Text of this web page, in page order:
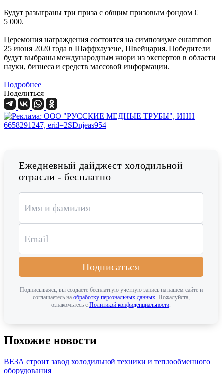
Будут разыграны три приза с общим призовым фондом €
5 000.
Церемония награждения состоится на симпозиуме eurammon
25 июня 2020 года в Шаффхаузене, Швейцария. Победители
будут выбраны международным жюри из экспертов в области
науки, бизнеса и средств массовой информации.
Подробнее
Поделиться
Ежедневный дайджест холодильной
отрасли - бесплатно
Подписаться
Подписываясь, вы создаете бесплатную учетную запись на нашем сайте и
соглашаетесь на обработку персональных данных. Пожалуйста,
ознакомьтесь с Политикой конфиденциальности.
Похожие новости
ВЕЗА строит завод холодильной техники и теплообменного
оборудования